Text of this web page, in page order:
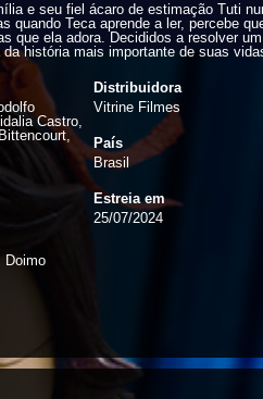
e seu fiel ácaro de estimação Tuti
quando Teca aprende a ler, percebe
que ela adora. Decididos a resolver
história mais importante de suas
Castro,
Doimo
Distribuidora
Vitrine Filmes
País
Brasil
Estreia em
25/07/2024